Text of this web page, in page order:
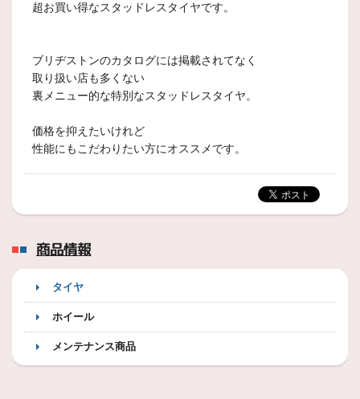
超お買い得なスタッドレスタイヤです。
ブリヂストンのカタログには掲載されてなく
取り扱い店も多くない
裏メニュー的な特別なスタッドレスタイヤ。
価格を抑えたいけれど
性能にもこだわりたい方にオススメです。
商品情報
タイヤ
ホイール
メンテナンス商品